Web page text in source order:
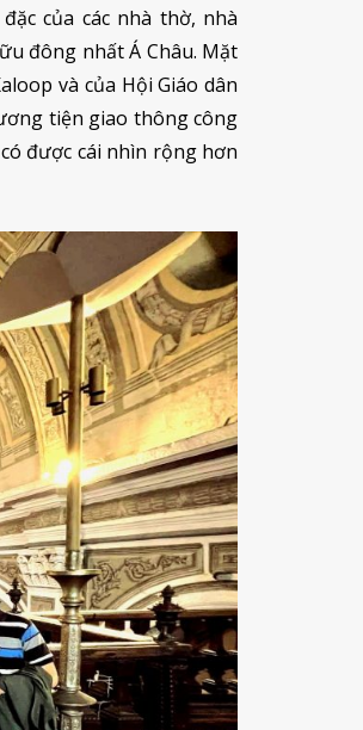
của các nhà thờ, nhà
đông nhất Á Châu. Mặt
và của Hội Giáo dân
tiện giao thông công
được cái nhìn rộng hơn